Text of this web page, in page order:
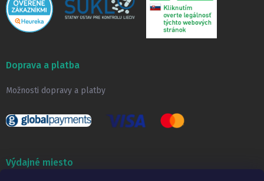
Doprava a platba
Možnosti dopravy a platby
Výdajné miesto